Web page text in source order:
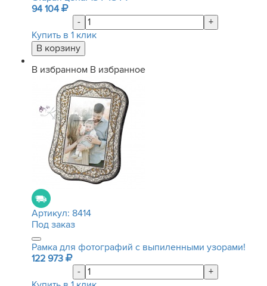
94 104
-
+
Купить в 1 клик
В избранном В избранное
Артикул: 8414
Под заказ
Рамка для фотографий с выпиленными узорами!
122 973
-
+